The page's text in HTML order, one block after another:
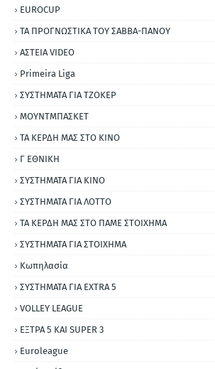
EUROCUP
ΤΑ ΠΡΟΓΝΩΣΤΙΚΑ ΤΟΥ ΣΑΒΒΑ-ΠΑΝΟΥ
ΑΣΤΕΙΑ VIDEO
Primeira Liga
ΣΥΣΤΗΜΑΤΑ ΓΙΑ ΤΖΟΚΕΡ
ΜΟΥΝΤΜΠΑΣΚΕΤ
ΤΑ ΚΕΡΔΗ ΜΑΣ ΣΤΟ ΚΙΝΟ
Γ ΕΘΝΙΚΗ
ΣΥΣΤΗΜΑΤΑ ΓΙΑ ΚΙΝΟ
ΣΥΣΤΗΜΑΤΑ ΓΙΑ ΛΟΤΤΟ
ΤΑ ΚΕΡΔΗ ΜΑΣ ΣΤΟ ΠΑΜΕ ΣΤΟΙΧΗΜΑ
ΣΥΣΤΗΜΑΤΑ ΓΙΑ ΣΤΟΙΧΗΜΑ
Κωπηλασία
ΣΥΣΤΗΜΑΤΑ ΓΙΑ ΕΧΤRΑ 5
VOLLEY LEAGUE
ΕΞΤΡΑ 5 ΚΑΙ SUPER 3
Εuroleague